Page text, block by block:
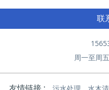
联
周一至周
污水处理 水木